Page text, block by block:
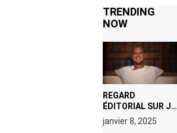
TRENDING
NOW
REGARD
ÉDITORIAL SUR JE
M’APPELLE TIM
(NETFLIX) : AVICII,
janvier 8, 2025